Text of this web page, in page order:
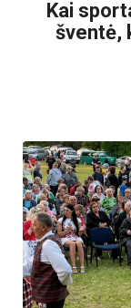
Kai
šventė,